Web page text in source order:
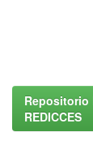
Repositorio
REDICCES